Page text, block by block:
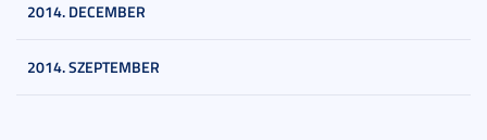
2014. DECEMBER
2014. SZEPTEMBER